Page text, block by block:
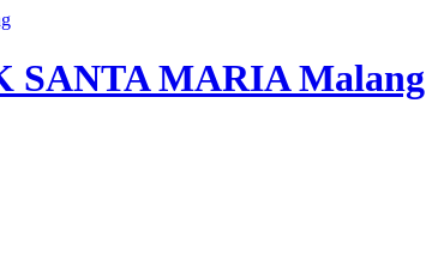
SANTA MARIA Malang